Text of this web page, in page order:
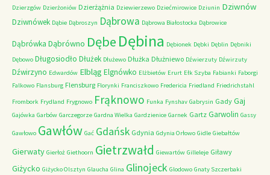
Dzierzgów Dzierżoniów Dzierżążnia Dziewierzewo Dziećmirowice Dziunin Dziwnów
Dziwnówek Dąbie Dąbroszyn Dąbrowa Dąbrowa Białostocka Dąbrowice
Dąbrówka Dąbrówno Dębe Dębina Dębionek Dębki Dęblin Dębniki
Dębowo Długosiodło Dłużek Dłużewo Dłużka Dłużniewo Dźwierzuty Dźwirzuty
Dźwirzyno Edwardów Elbląg Elgnówko Elżbietów Erurt Ełk Szyba Fabianki Faborgi
Falkowo Flansburg Flensburg Florynki Franciszkowo Fredericia Friedland Friedrichstahl
Frombork Frydland Frygnowo Frąknowo Funka Fynshav Gabrysin Gady Gaj
Gajówka Garbów Garczegorze Gardna Wielka Gardzienice Garnek Gartz Garwolin Gassy
Gawłowo Gawłów Gać Gdańsk Gdynia Gdynia Orłowo Gidle Giebałtów
Gierwaty Gierłoż Giethoorn Gietrzwałd Giewartów Gilleleje Giławy
Giżycko Giżycko Olsztyn Glaucha Glina Glinojeck Glodowo Gnaty Szczerbaki